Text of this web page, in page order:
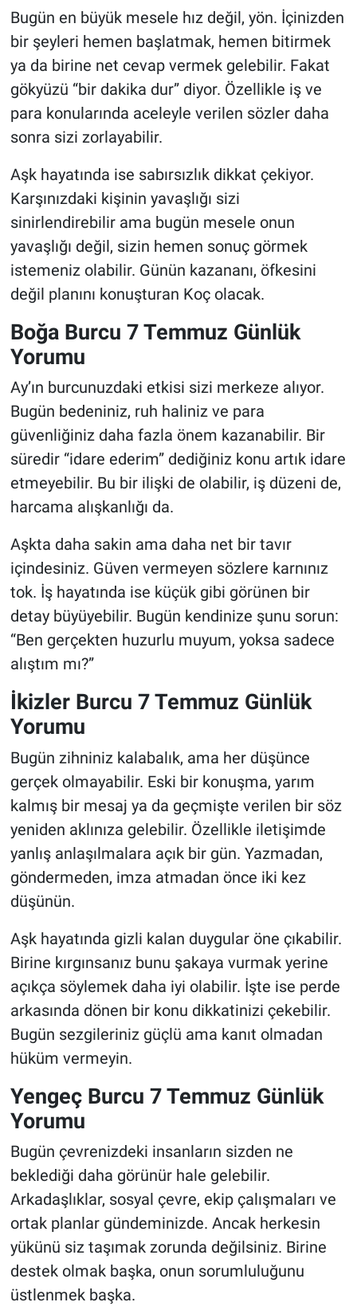
Bugün en büyük mesele hız değil, yön. İçinizden
bir şeyleri hemen başlatmak, hemen bitirmek
ya da birine net cevap vermek gelebilir. Fakat
gökyüzü “bir dakika dur” diyor. Özellikle iş ve
para konularında aceleyle verilen sözler daha
sonra sizi zorlayabilir.
Aşk hayatında ise sabırsızlık dikkat çekiyor.
Karşınızdaki kişinin yavaşlığı sizi
sinirlendirebilir ama bugün mesele onun
yavaşlığı değil, sizin hemen sonuç görmek
istemeniz olabilir. Günün kazananı, öfkesini
değil planını konuşturan Koç olacak.
Boğa Burcu 7 Temmuz Günlük
Yorumu
Ay’ın burcunuzdaki etkisi sizi merkeze alıyor.
Bugün bedeniniz, ruh haliniz ve para
güvenliğiniz daha fazla önem kazanabilir. Bir
süredir “idare ederim” dediğiniz konu artık idare
etmeyebilir. Bu bir ilişki de olabilir, iş düzeni de,
harcama alışkanlığı da.
Aşkta daha sakin ama daha net bir tavır
içindesiniz. Güven vermeyen sözlere karnınız
tok. İş hayatında ise küçük gibi görünen bir
detay büyüyebilir. Bugün kendinize şunu sorun:
“Ben gerçekten huzurlu muyum, yoksa sadece
alıştım mı?”
İkizler Burcu 7 Temmuz Günlük
Yorumu
Bugün zihniniz kalabalık, ama her düşünce
gerçek olmayabilir. Eski bir konuşma, yarım
kalmış bir mesaj ya da geçmişte verilen bir söz
yeniden aklınıza gelebilir. Özellikle iletişimde
yanlış anlaşılmalara açık bir gün. Yazmadan,
göndermeden, imza atmadan önce iki kez
düşünün.
Aşk hayatında gizli kalan duygular öne çıkabilir.
Birine kırgınsanız bunu şakaya vurmak yerine
açıkça söylemek daha iyi olabilir. İşte ise perde
arkasında dönen bir konu dikkatinizi çekebilir.
Bugün sezgileriniz güçlü ama kanıt olmadan
hüküm vermeyin.
Yengeç Burcu 7 Temmuz Günlük
Yorumu
Bugün çevrenizdeki insanların sizden ne
beklediği daha görünür hale gelebilir.
Arkadaşlıklar, sosyal çevre, ekip çalışmaları ve
ortak planlar gündeminizde. Ancak herkesin
yükünü siz taşımak zorunda değilsiniz. Birine
destek olmak başka, onun sorumluluğunu
üstlenmek başka.